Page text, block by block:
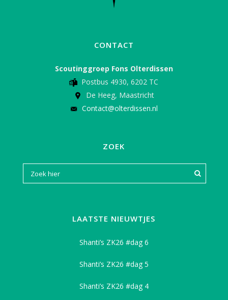
CONTACT
Scoutinggroep Fons Olterdissen
Postbus 4930, 6202 TC
De Heeg, Maastricht
Contact@olterdissen.nl
ZOEK
LAATSTE NIEUWTJES
Shanti’s ZK26 #dag 6
Shanti’s ZK26 #dag 5
Shanti’s ZK26 #dag 4